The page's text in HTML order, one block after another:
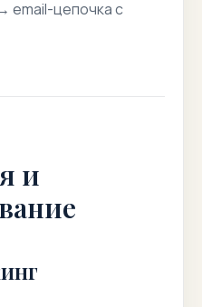
email-цепочка с
и